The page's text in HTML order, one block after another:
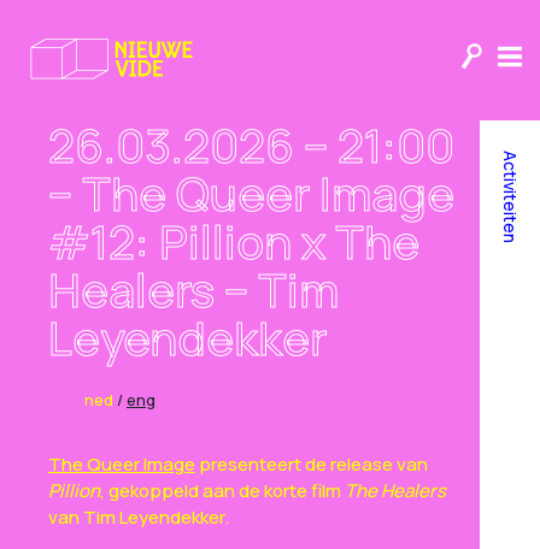
26.03.2026 – 21:00
– The Queer Image
#12: Pillion x The
Healers – Tim
Leyendekker
ned /eng
The Queer Image presenteert de release van
Pillion, gekoppeld aan de korte film The Healers
van Tim Leyendekker.
Activiteiten